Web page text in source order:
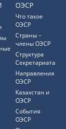
ОЭСР
Что такое
ОЭСР
Страны –
члены ОЭСР
Структура
Секретариата
Направления
ОЭСР
Казахстан и
ОЭСР
События
ОЭСР